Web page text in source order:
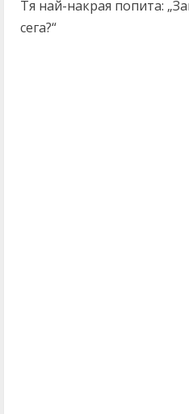
Тя най-накрая попита:
сега?“